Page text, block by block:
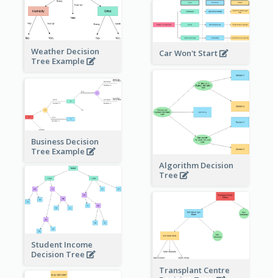
Weather Decision
Tree Example
Car Won't Start
Algorithm Decision
Tree
Business Decision
Tree Example
Student Income
Decision Tree
Transplant Centre